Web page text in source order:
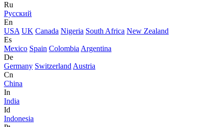
Ru
Русский
En
USA UK Canada Nigeria South Africa New Zealand
Es
Mexico Spain Colombia Argentina
De
Germany Switzerland Austria
Cn
China
In
India
Id
Indonesia